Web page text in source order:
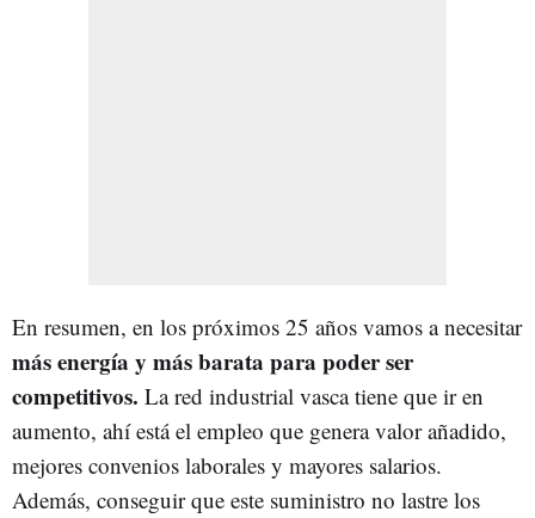
En resumen, en los próximos 25 años vamos a necesitar
más energía y más barata para poder ser
competitivos. La red industrial vasca tiene que ir en
aumento, ahí está el empleo que genera valor añadido,
mejores convenios laborales y mayores salarios.
Además, conseguir que este suministro no lastre los